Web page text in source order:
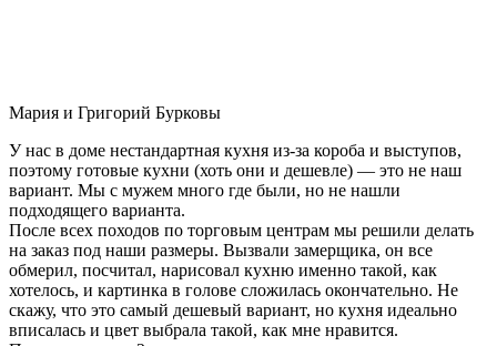
Мария и Григорий Бурковы
У нас в доме нестандартная кухня из-за короба и выступов,
поэтому готовые кухни (хоть они и дешевле) — это не наш
вариант. Мы с мужем много где были, но не нашли
подходящего варианта.
После всех походов по торговым центрам мы решили делать
на заказ под наши размеры. Вызвали замерщика, он все
обмерил, посчитал, нарисовал кухню именно такой, как
хотелось, и картинка в голове сложилась окончательно. Не
скажу, что это самый дешевый вариант, но кухня идеально
вписалась и цвет выбрала такой, как мне нравится.